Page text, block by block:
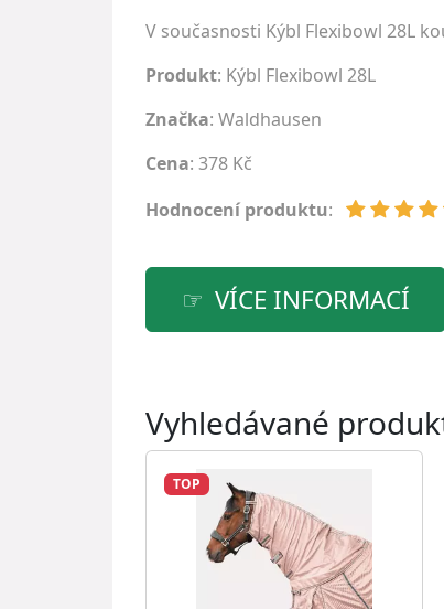
V současnosti Kýbl Flexibowl 28L
Produkt: Kýbl Flexibowl 28L
Značka: Waldhausen
Cena: 378 Kč
Hodnocení produktu:
VÍCE INFORMACÍ
Vyhledávané
TOP